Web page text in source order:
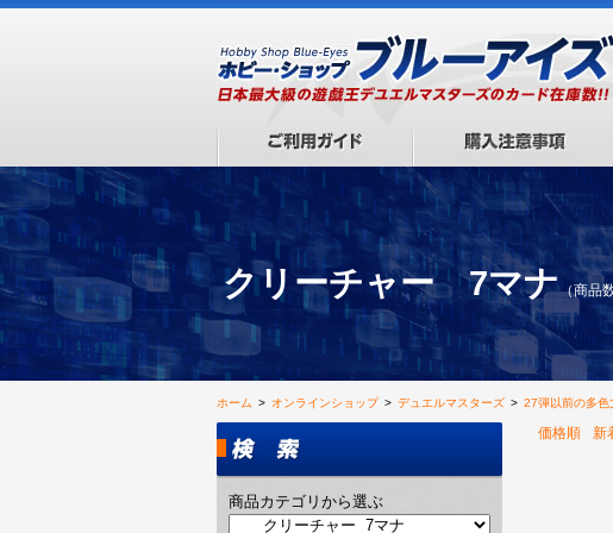
クリーチャー 7マナ（商品
ホーム > オンラインショップ > デュエルマスターズ > 27弾以前の多
価格順 新
商品カテゴリから選ぶ